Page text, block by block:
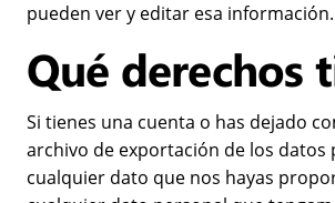
pueden ver y editar esa información.
Qué derechos
Si tienes una cuenta o has dejado
archivo de exportación de los
cualquier dato que nos hayas